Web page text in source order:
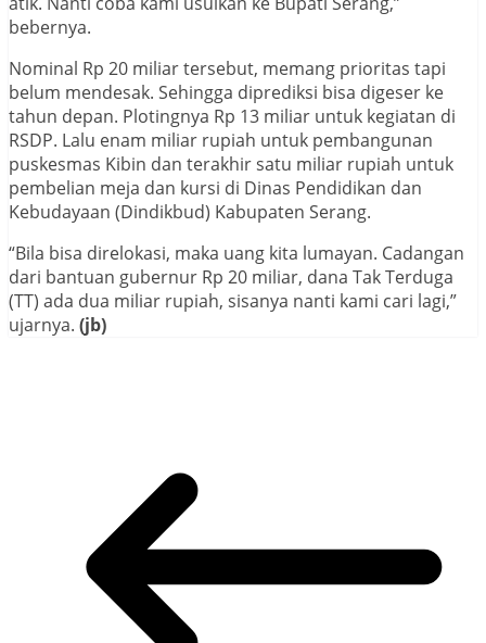
bebernya.
Nominal Rp 20 miliar tersebut, memang prioritas tapi
belum mendesak. Sehingga diprediksi bisa digeser ke
tahun depan. Plotingnya Rp 13 miliar untuk kegiatan di
RSDP. Lalu enam miliar rupiah untuk pembangunan
puskesmas Kibin dan terakhir satu miliar rupiah untuk
pembelian meja dan kursi di Dinas Pendidikan dan
Kebudayaan (Dindikbud) Kabupaten Serang.
“Bila bisa direlokasi, maka uang kita lumayan. Cadangan
dari bantuan gubernur Rp 20 miliar, dana Tak Terduga
(TT) ada dua miliar rupiah, sisanya nanti kami cari lagi,”
ujarnya. (jb)